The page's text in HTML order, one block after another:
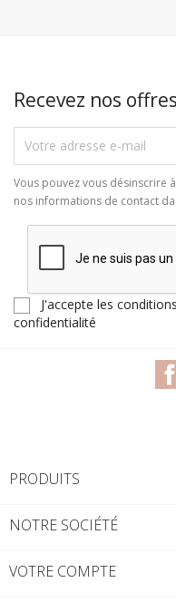
Recevez nos
Vous pouvez vous désinscrire
nos informations de contact
J'accepte les
confidentialité
PRODUITS
NOTRE SOCIÉTÉ
VOTRE COMPTE